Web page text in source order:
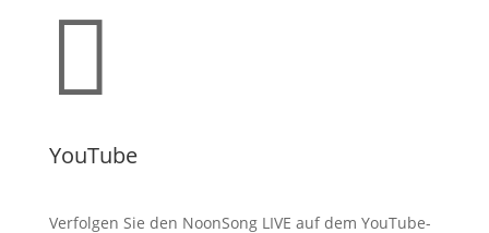

YouTube
Verfolgen Sie den NoonSong LIVE auf dem YouTube-